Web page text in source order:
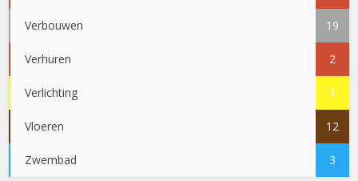
Verbouwen 19
Verhuren 2
Verlichting 1
Vloeren 12
Zwembad 3